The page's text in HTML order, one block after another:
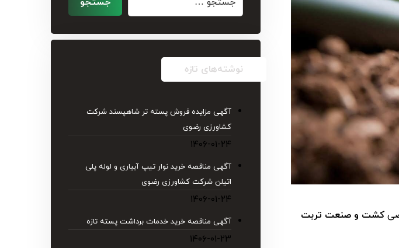
کشت و صنعت تربت
نوشته‌های تازه
آگهی مزایده فروش پسته تر شاهپسند شرکت
کشاورزی رضوی
۱۴۰۶-۰۱-۲۴
آگهی مناقصه خرید نوار تیپ آبیاری و لوله پلی
اتیلن شركت كشاورزی رضوی
۱۴۰۶-۰۱-۲۴
آگهی مناقصه خرید خدمات برداشت پسته تازه
۱۴۰۶-۰۱-۲۳